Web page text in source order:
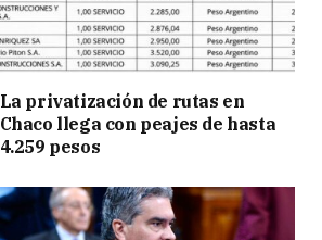
La privatización de rutas en
Chaco llega con peajes de hasta
4.259 pesos